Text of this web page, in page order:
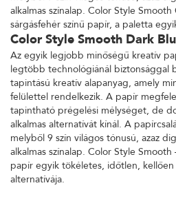
melyből 9 szín világos tónusú, azaz
alkalmas színalap. Color Style
sárgásfehér színű papír, a paletta
Color Style Smooth Dark
Az egyik legjobb minőségű kreatív
legtöbb technológiánál biztonsággal
tapintású kreatív alapanyag, amely
felülettel rendelkezik. A papír
tapintható prégelési mélységet, de
alkalmas alternatívát kínál. A
melyből 9 szín világos tónusú, azaz
alkalmas színalap. Color Style
papír egyik tökéletes, időtlen,
alternatívája.